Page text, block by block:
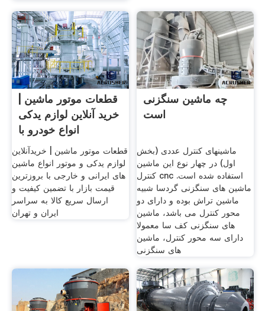
قطعات موتور ماشین |
خرید آنلاین لوازم یدکی
انواع خودرو با
قطعات موتور ماشین | خریدآنلاین
لوازم یدکی و موتور انواع ماشین
های ایرانی و خارجی با بروزترین
قیمت بازار با تضمین کیفیت و
ارسال سریع کالا به سراسر
ایران و تهران
چه ماشین سنگزنی
است
ماشینهای کنترل عددی (بخش
اول) در چهار نوع این ماشین
کنترل cnc استفاده شده است.
ماشین های سنگزنی گردسا شبیه
ماشین تراش بوده و دارای دو
محور کنترل می باشد، ماشین
های سنگزنی کف سا معمولا
دارای سه محور کنترل، ماشین
های سنگزنی